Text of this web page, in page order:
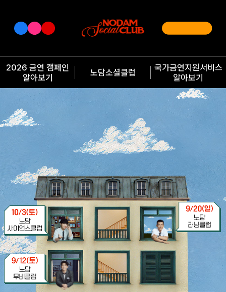
2026 금연 캠페인
알아보기
노담소셜클럽
국가금연지원서비스
알아보기